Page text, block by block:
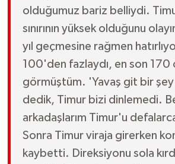
olduğumuz bariz belliydi.
sınırının yüksek olduğunu
yıl geçmesine rağmen
100'den fazlaydı, en son 170
görmüştüm. 'Yavaş git bir
dedik, Timur bizi dinlemedi.
arkadaşlarım Timur'u
Sonra Timur viraja girerken
kaybetti. Direksiyonu sola